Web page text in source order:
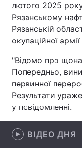
Техно і зв'язок
Зброя
Здоров'я
Цікавинки
Екологія
Лонгріди
Відео з Youtube
лютого 2025
Рязанському
Рязанській
окупаційної
"Відомо про
Попередньо,
первинної
Результати
у повідомленні.
ВІДЕО ДНЯ